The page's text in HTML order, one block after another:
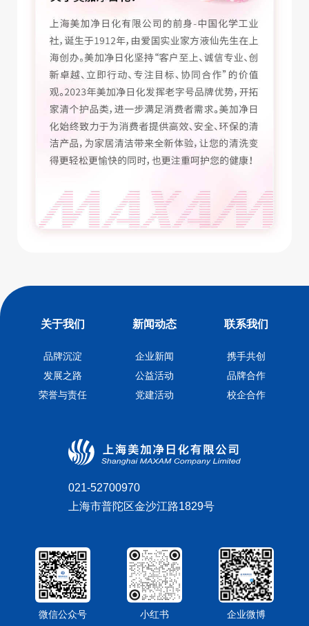
关于我们
品牌沉淀
发展之路
荣誉与责任
新闻动态
企业新闻
公益活动
党建活动
联系我们
携手共创
品牌合作
校企合作
021-52700970
上海市普陀区金沙江路1829号
微信公众号 小红书 企业微博